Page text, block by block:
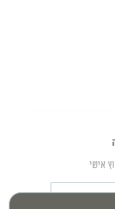
אישי